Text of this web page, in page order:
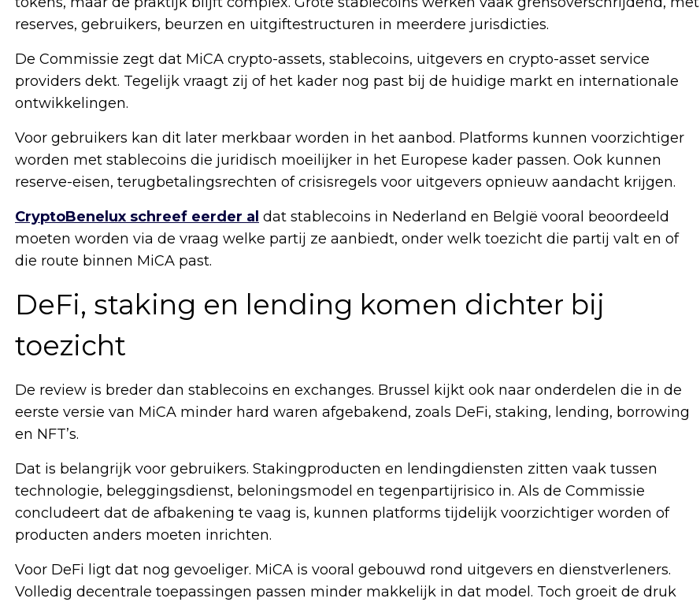
reserves, gebruikers, beurzen en uitgiftestructuren in meerdere jurisdicties.
De Commissie zegt dat MiCA crypto-assets, stablecoins, uitgevers en crypto-asset service
providers dekt. Tegelijk vraagt zij of het kader nog past bij de huidige markt en internationale
ontwikkelingen.
Voor gebruikers kan dit later merkbaar worden in het aanbod. Platforms kunnen voorzichtiger
worden met stablecoins die juridisch moeilijker in het Europese kader passen. Ook kunnen
reserve-eisen, terugbetalingsrechten of crisisregels voor uitgevers opnieuw aandacht krijgen.
CryptoBenelux schreef eerder al dat stablecoins in Nederland en België vooral beoordeeld
moeten worden via de vraag welke partij ze aanbiedt, onder welk toezicht die partij valt en of
die route binnen MiCA past.
DeFi, staking en lending komen dichter bij
toezicht
De review is breder dan stablecoins en exchanges. Brussel kijkt ook naar onderdelen die in de
eerste versie van MiCA minder hard waren afgebakend, zoals DeFi, staking, lending, borrowing
en NFT’s.
Dat is belangrijk voor gebruikers. Stakingproducten en lendingdiensten zitten vaak tussen
technologie, beleggingsdienst, beloningsmodel en tegenpartijrisico in. Als de Commissie
concludeert dat de afbakening te vaag is, kunnen platforms tijdelijk voorzichtiger worden of
producten anders moeten inrichten.
Voor DeFi ligt dat nog gevoeliger. MiCA is vooral gebouwd rond uitgevers en dienstverleners.
Volledig decentrale toepassingen passen minder makkelijk in dat model. Toch groeit de druk